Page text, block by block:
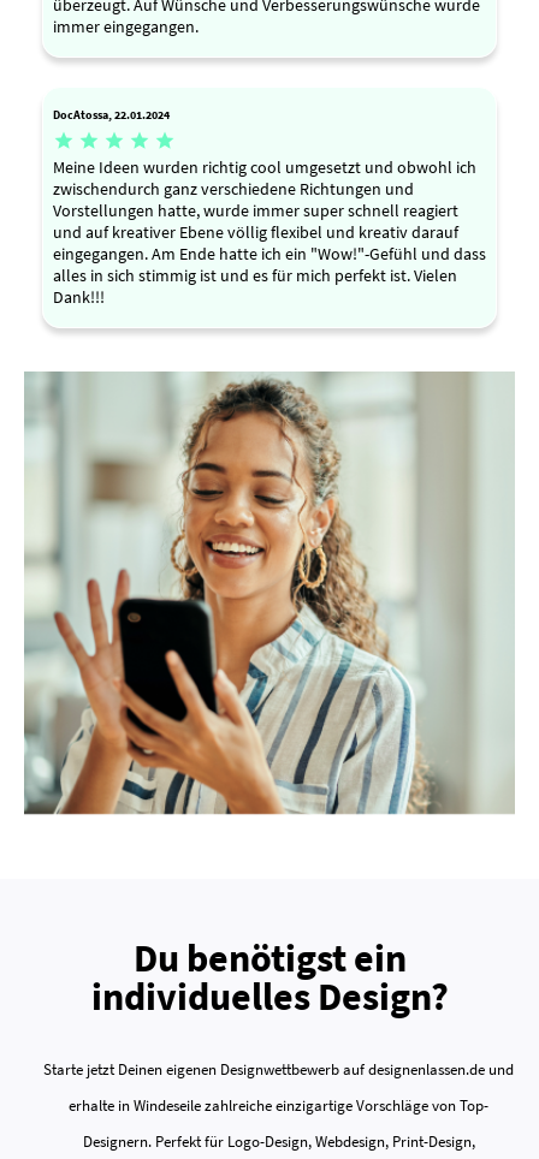
überzeugt. Auf Wünsche und Verbesserungswünsche wurde
immer eingegangen.
DocAtossa, 22.01.2024
    
Meine Ideen wurden richtig cool umgesetzt und obwohl ich
zwischendurch ganz verschiedene Richtungen und
Vorstellungen hatte, wurde immer super schnell reagiert
und auf kreativer Ebene völlig flexibel und kreativ darauf
eingegangen. Am Ende hatte ich ein "Wow!"-Gefühl und dass
alles in sich stimmig ist und es für mich perfekt ist. Vielen
Dank!!!
Du benötigst ein
individuelles Design?
Starte jetzt Deinen eigenen Designwettbewerb auf designenlassen.de und
erhalte in Windeseile zahlreiche einzigartige Vorschläge von Top-
Designern. Perfekt für Logo-Design, Webdesign, Print-Design,